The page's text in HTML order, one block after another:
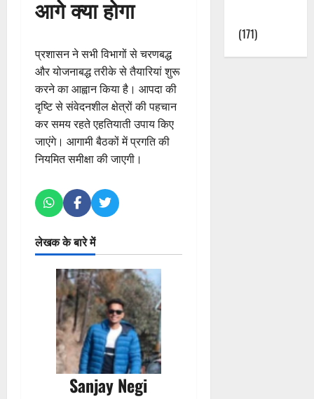
आगे क्या होगा
प्रशासन ने सभी विभागों से चरणबद्ध
और योजनाबद्ध तरीके से तैयारियां शुरू
करने का आह्वान किया है। आपदा की
दृष्टि से संवेदनशील क्षेत्रों की पहचान
कर समय रहते एहतियाती उपाय किए
जाएंगे। आगामी बैठकों में प्रगति की
नियमित समीक्षा की जाएगी।
लेखक के बारे में
Sanjay Negi
(171)